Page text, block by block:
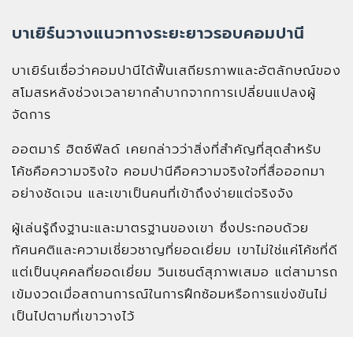
บาเยิร์นวางแนวทางระยะยาวรอบคอมปานี
บาเยิร์นเชื่อว่าคอมปานีได้ฟื้นเสถียรภาพและอัตลักษณ์ของ
สโมสรหลังช่วงเวลายากลำบากจากการเปลี่ยนแปลงผู้
จัดการ
ออตมาร์ ฮิตซ์ฟีลด์ เคยกล่าวว่าสิ่งที่สำคัญที่สุดสำหรับ
โค้ชคือความจริงใจ คอมปานีคือความจริงใจที่สื่อออกมา
อย่างชัดเจน และเขาเป็นคนที่เข้าถึงง่ายแต่จริงจัง
ผู้เล่นรู้ถึงฐานะและมาตรฐานของเขา ซึ่งประกอบด้วย
ทัศนคติและความเชี่ยวชาญที่ยอดเยี่ยม เขาไม่ใช่แค่โค้ชที่ดี
แต่เป็นบุคคลที่ยอดเยี่ยม วินเซนต์สุภาพเสมอ แต่สามารถ
เข้มงวดเมื่อสถานการณ์ในการฝึกซ้อมหรือการแข่งขันไม่
เป็นไปตามที่เขาวางไว้